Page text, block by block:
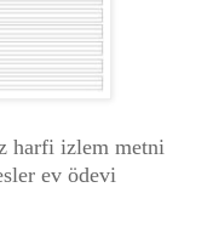
harfi izlem metni
ev ödevi